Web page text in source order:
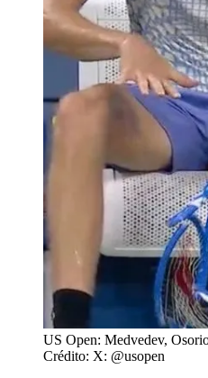
US Open: Medvedev,
Crédito: X: @usopen